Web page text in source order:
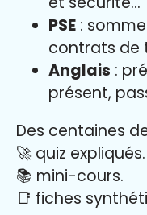
PSE :
contrats de
Anglais :
présent,
Des centaines
🚀 quiz expliqués.
📚 mini-cours.
📑 fiches